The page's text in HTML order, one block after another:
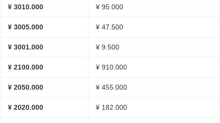
¥ 3010.000 ¥ 95.000
¥ 3005.000 ¥ 47.500
¥ 3001.000 ¥ 9.500
¥ 2100.000 ¥ 910.000
¥ 2050.000 ¥ 455.000
¥ 2020.000 ¥ 182.000